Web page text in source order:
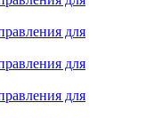
для
для
для